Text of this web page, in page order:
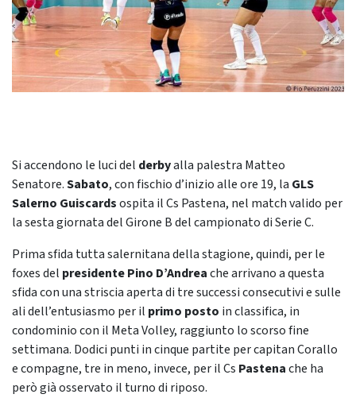
Si accendono le luci del derbyalla palestra Matteo
Senatore.Sabato, con fischio d’inizio alle ore 19, la GLS
Salerno Guiscardsospita il Cs Pastena, nel match valido per
la sesta giornata del Girone B del campionato di Serie C.
Prima sfida tutta salernitana della stagione, quindi, per le
foxes del presidente Pino D’Andreache arrivano a questa
sfida con una striscia aperta di tre successi consecutivi e sulle
ali dell’entusiasmo per il primo posto in classifica, in
condominio con il Meta Volley, raggiunto lo scorso fine
settimana. Dodici punti in cinque partite per capitan Corallo
e compagne, tre in meno, invece, per il Cs Pastenache ha
però già osservato il turno di riposo.